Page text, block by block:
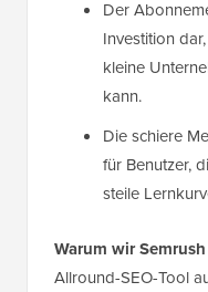
Der
Investition
kleine
kann.
Die schiere
für Benutzer,
steile
Warum wir
Allround-SEO-Tool